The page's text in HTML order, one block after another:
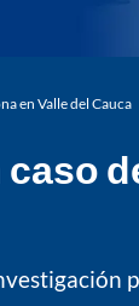
en Valle del Cauca